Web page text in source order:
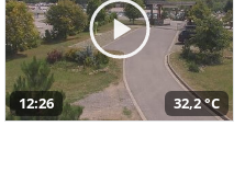
12:26 32,2 °C